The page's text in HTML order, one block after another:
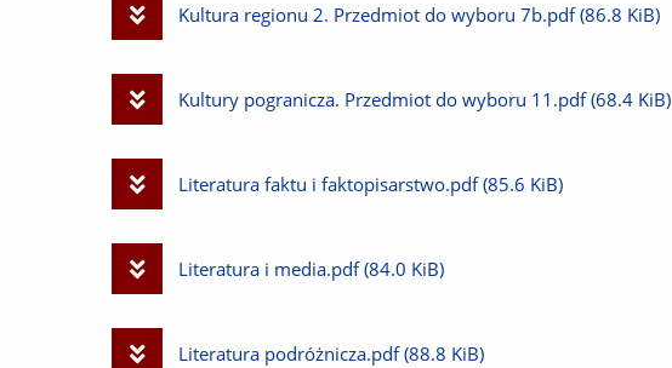
Pobierz
Kultura regionu 2. Przedmiot do wyboru 7b.pdf (86.8 KiB)
Pobierz
Kultury pogranicza. Przedmiot do wyboru 11.pdf (68.4 KiB)
Pobierz
Literatura faktu i faktopisarstwo.pdf (85.6 KiB)
Pobierz
Literatura i media.pdf (84.0 KiB)
Pobierz
Literatura podróżnicza.pdf (88.8 KiB)